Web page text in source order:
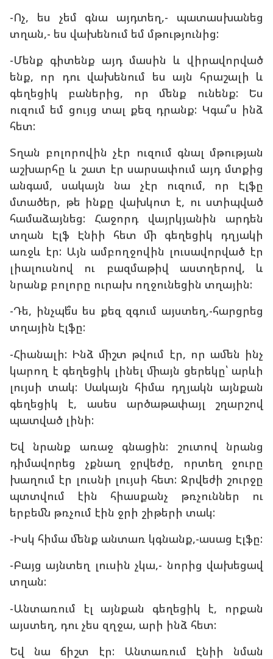
-Ոչ, ես չեմ գնա այդտեղ,- պատասխանեց
տղան,- ես վախենում եմ մթությունից:
-Մենք գիտենք այդ մասին և վիրավորված
ենք, որ դու վախենում ես այն հրաշալի և
գեղեցիկ բաներից, որ մենք ունենք: Ես
ուզում եմ ցույց տալ քեզ դրանք: Կգա՞ս ինձ
հետ:
Տղան բոլորովին չէր ուզում գնալ մթության
աշխարհը և շատ էր սարսափում այդ մտքից
անգամ, սակայն նա չէր ուզում, որ Էլֆը
մտածեր, թե ինքը վախկոտ է, ու ստիպված
համաձայնեց: Հաջորդ վայրկյանին արդեն
տղան Էլֆ Էնիի հետ մի գեղեցիկ դղյակի
առջև էր: Այն ամբողջովին լուսավորված էր
լիալուսնով ու բազմաթիվ աստղերով, և
նրանք բոլորը ուրախ ողջունեցին տղային:
-Դե, ինչպե՞ս ես քեզ զգում այստեղ,-հարցրեց
տղային Էլֆը:
-Հիանալի: Ինձ միշտ թվում էր, որ ամեն ինչ
կարող է գեղեցիկ լինել միայն ցերեկը՝ արևի
լույսի տակ: Սակայն հիմա դղյակն այնքան
գեղեցիկ է, ասես արծաթափայլ շղարշով
պատված լինի:
Եվ նրանք առաջ գնացին: շուտով նրանց
դիմավորեց չքնաղ ջրվեժը, որտեղ ջուրը
խաղում էր լուսնի լույսի հետ: Ջրվեժի շուրջը
պտտվում էին հիասքանչ թռչուններ ու
երբեմն թռչում էին ջրի շիթերի տակ:
-Իսկ հիմա մենք անտառ կգնանք,-ասաց Էլֆը:
-Բայց այնտեղ լուսին չկա,- նորից վախեցավ
տղան:
-Անտառում էլ այնքան գեղեցիկ է, որքան
այստեղ, դու չես զղջա, արի ինձ հետ:
Եվ նա ճիշտ էր: Անտառում Էնիի նման